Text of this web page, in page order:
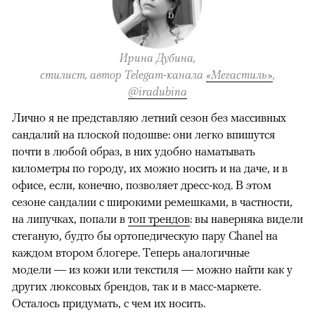
Ирина Дубина,
стилист, автор Telegam-канала «Мегастиль»,
@iradubina
Лично я не представляю летний сезон без массивных
сандалий на плоской подошве: они легко впишутся
почти в любой образ, в них удобно наматывать
километры по городу, их можно носить и на даче, и в
офисе, если, конечно, позволяет дресс-код. В этом
сезоне сандалии с широкими ремешками, в частности,
на липучках, попали в топ трендов: вы наверняка видели
стеганую, будто бы ортопедическую пару Chanel на
каждом втором блогере. Теперь аналогичные
модели — из кожи или текстиля — можно найти как у
других люксовых брендов, так и в масс-маркете.
Осталось придумать, с чем их носить.